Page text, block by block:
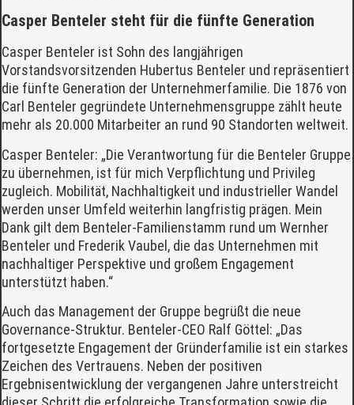
Casper Benteler steht für die fünfte Generation
Casper Benteler ist Sohn des langjährigen
Vorstandsvorsitzenden Hubertus Benteler und repräsentiert
die fünfte Generation der Unternehmerfamilie. Die 1876 von
Carl Benteler gegründete Unternehmensgruppe zählt heute
mehr als 20.000 Mitarbeiter an rund 90 Standorten weltweit.
Casper Benteler: „Die Verantwortung für die Benteler Gruppe
zu übernehmen, ist für mich Verpflichtung und Privileg
zugleich. Mobilität, Nachhaltigkeit und industrieller Wandel
werden unser Umfeld weiterhin langfristig prägen. Mein
Dank gilt dem Benteler-Familienstamm rund um Wernher
Benteler und Frederik Vaubel, die das Unternehmen mit
nachhaltiger Perspektive und großem Engagement
unterstützt haben.“
Auch das Management der Gruppe begrüßt die neue
Governance-Struktur. Benteler-CEO Ralf Göttel: „Das
fortgesetzte Engagement der Gründerfamilie ist ein starkes
Zeichen des Vertrauens. Neben der positiven
Ergebnisentwicklung der vergangenen Jahre unterstreicht